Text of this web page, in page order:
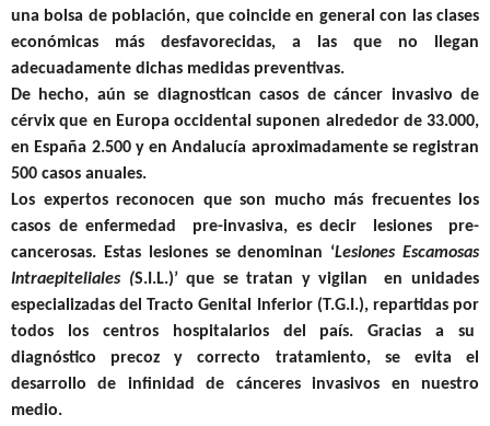
una bolsa de población, que coincide en general con las clases
económicas más desfavorecidas, a las que no llegan
adecuadamente dichas medidas preventivas.
De hecho, aún se diagnostican casos de cáncer invasivo de
cérvix que en Europa occidental suponen alrededor de 33.000,
en España 2.500 y en Andalucía aproximadamente se registran
500 casos anuales.
Los expertos reconocen que son mucho más frecuentes los
casos de enfermedad pre-invasiva, es decir lesiones pre-
cancerosas. Estas lesiones se denominan ‘Lesiones Escamosas
Intraepiteliales (S.I.L.)’ que se tratan y vigilan en unidades
especializadas del Tracto Genital Inferior (T.G.I.), repartidas por
todos los centros hospitalarios del país. Gracias a su
diagnóstico precoz y correcto tratamiento, se evita el
desarrollo de infinidad de cánceres invasivos en nuestro
medio.